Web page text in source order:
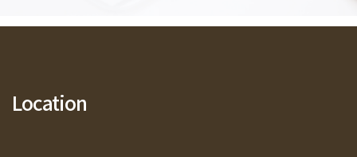
Location